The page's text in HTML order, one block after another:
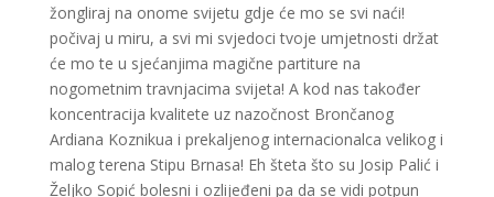
žongliraj na onome svijetu gdje će mo se svi naći!
počivaj u miru, a svi mi svjedoci tvoje umjetnosti držat
će mo te u sjećanjima magične partiture na
nogometnim travnjacima svijeta! A kod nas također
koncentracija kvalitete uz nazočnost Brončanog
Ardiana Koznikua i prekaljenog internacionalca velikog i
malog terena Stipu Brnasa! Eh šteta što su Josip Palić i
Željko Sopić bolesni i ozlijeđeni pa da se vidi potpun